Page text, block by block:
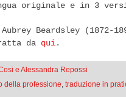
originale e in 3
Beardsley (1872-
da qui.
e Alessandra Repossi
della professione traduzione in